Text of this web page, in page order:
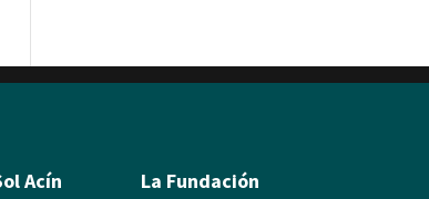
Acín La Fundación